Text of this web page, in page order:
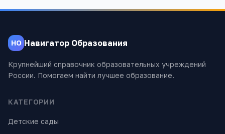
НО Навигатор Образования
Крупнейший справочник образовательных учреждений
России. Помогаем найти лучшее образование.
КАТЕГОРИИ
Детские сады